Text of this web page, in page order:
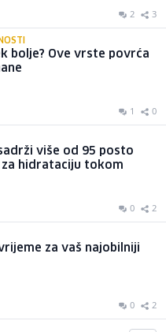
2 3
bolje? Ove vrste povrća
1 0
više od 95 posto
za hidrataciju tokom
0 2
za vaš najobilniji
0 2